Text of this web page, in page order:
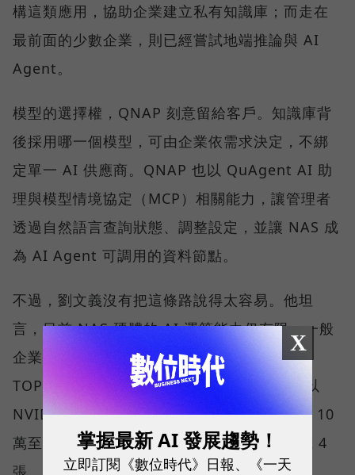
構這類應用，協助企業建立私有知識庫；而走在
最前面的少數企業，則已經嘗試地端推論與 AI
Agent。
模型的選擇權，QNAP 刻意留給客戶。知識庫背
後採用哪一個模型，可由企業依需求決定，不綁
定單一 AI 供應商。QNAP 也以 QuAgent AI 助
理與模型情境協定（MCP）相關能力，讓管理者
透過自然語言查詢狀態、調整設定，並讓 NAS 成
為 AI Agent 可調用的資料節點。
不過，劉文義沒有把這條路說得太容易。他坦
言，目前 NAS 硬體的 AI 運算能力仍有限。一般
企業期待的應用，可能需要約 300 到 800
TOPS，甚至 1,000 TOPS，因此多數方案會以
NVIDIA 顯示卡補足算力；一張卡約需新台幣 10
萬至 12 萬元，一張算不完，就得配置 2 張或 4
張。
X
掌握最新 AI 發展趨勢！
立即訂閱《數位時代》日報、《一天